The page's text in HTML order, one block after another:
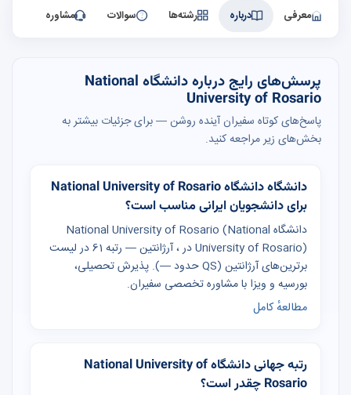
معرفی درباره رشته‌ها سوالات مشاوره
پرسش‌های رایج درباره دانشگاه National
University of Rosario
پاسخ‌های کوتاه سفیران آینده روشن — برای جزئیات بیشتر به
بخش‌های زیر مراجعه کنید.
دانشگاه دانشگاه National University of Rosario
برای دانشجویان ایرانی مناسب است؟
دانشگاه National University of Rosario (National
University of Rosario) در ، آرژانتین — رتبه 61 در لیست
برترین‌های آرژانتین (QS حدود —). پذیرش تحصیلی،
بورسیه و ویزا با مشاوره تخصصی سفیران.
مطالعهٔ کامل
رتبه جهانی دانشگاه National University of
Rosario چقدر است؟